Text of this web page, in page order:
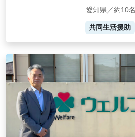
愛知県／約10名
共同生活援助